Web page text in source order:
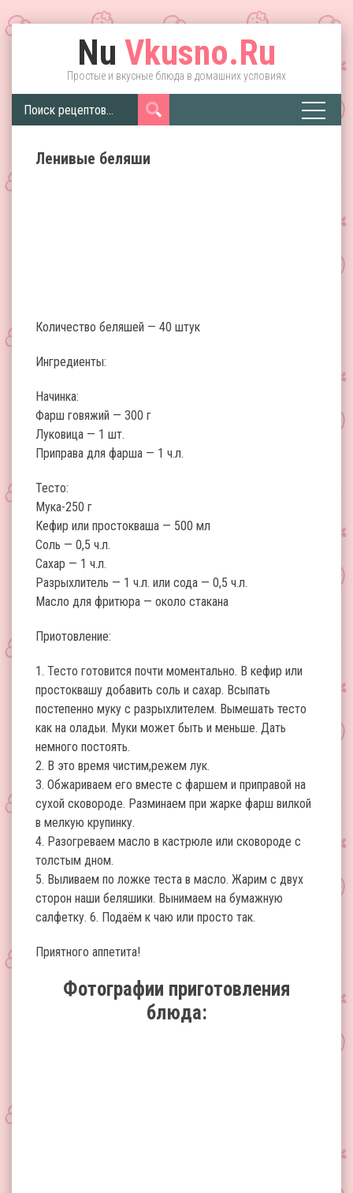
Nu Vkusno.Ru
Простые и вкусные блюда в домашних условиях
Ленивые беляши
Количество беляшей — 40 штук
Ингредиенты:
Начинка:
Фарш говяжий — 300 г
Луковица — 1 шт.
Приправа для фарша — 1 ч.л.
Тесто:
Мука-250 г
Кефир или простокваша — 500 мл
Соль — 0,5 ч.л.
Сахар — 1 ч.л.
Разрыхлитель — 1 ч.л. или сода — 0,5 ч.л.
Масло для фритюра — около стакана
Приотовление:
1. Тесто готовится почти моментально. В кефир или
простоквашу добавить соль и сахар. Всыпать
постепенно муку с разрыхлителем. Вымешать тесто
как на оладьи. Муки может быть и меньше. Дать
немного постоять.
2. В это время чистим,режем лук.
3. Обжариваем его вместе с фаршем и приправой на
сухой сковороде. Разминаем при жарке фарш вилкой
в мелкую крупинку.
4. Разогреваем масло в кастрюле или сковороде с
толстым дном.
5. Выливаем по ложке теста в масло. Жарим с двух
сторон наши беляшики. Вынимаем на бумажную
салфетку. 6. Подаём к чаю или просто так.
Приятного аппетита!
Фотографии приготовления
блюда: